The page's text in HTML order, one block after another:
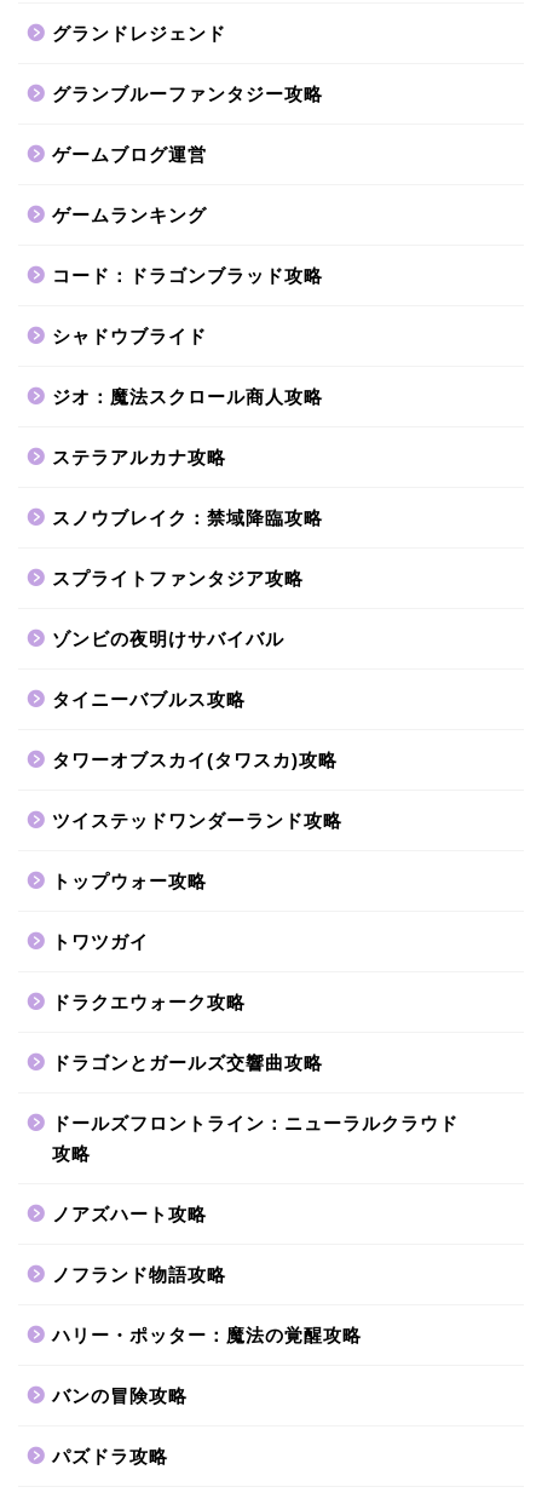
グランドレジェンド
グランブルーファンタジー攻略
ゲームブログ運営
ゲームランキング
コード：ドラゴンブラッド攻略
シャドウブライド
ジオ：魔法スクロール商人攻略
ステラアルカナ攻略
スノウブレイク：禁域降臨攻略
スプライトファンタジア攻略
ゾンビの夜明けサバイバル
タイニーバブルス攻略
タワーオブスカイ(タワスカ)攻略
ツイステッドワンダーランド攻略
トップウォー攻略
トワツガイ
ドラクエウォーク攻略
ドラゴンとガールズ交響曲攻略
ドールズフロントライン：ニューラルクラウド
攻略
ノアズハート攻略
ノフランド物語攻略
ハリー・ポッター：魔法の覚醒攻略
バンの冒険攻略
パズドラ攻略